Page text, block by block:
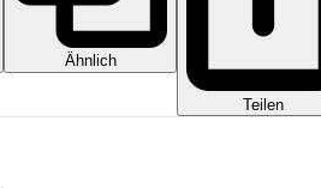
Ähnlich
Teilen